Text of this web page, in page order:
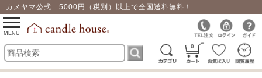
カメヤマ公式 5000円（税別）以上で全国送料無料！
0
toggle
navigation
MENU